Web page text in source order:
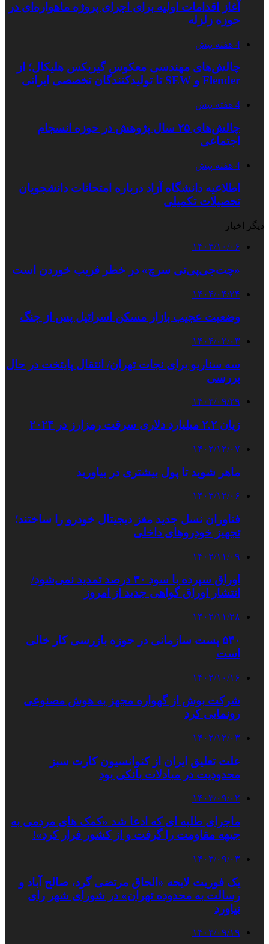
آغاز اقدامات اولیه برای اجرای پروژه ماهواره‌ای در
حوزه زلزله
4 هفته پیش
چالش‌های مهندسی معکوس گیربکس هلیکال؛ از
Flender و SEW تا تولیدکنندگان تخصصی ایرانی
4 هفته پیش
چالش‌های ۲۵ سال پژوهش در حوزه انسجام
اجتماعی
4 هفته پیش
اطلاعیه دانشگاه آزاد درباره امتحانات دانشجویان
تحصیلات تکمیلی
دیگر اخبار
۱۴۰۳/۱۰/۰۶
«چت‌جی‌پی‌تی سرچ» در خطر فریب خوردن است
۱۴۰۴/۰۴/۲۴
وضعیت عجیب بازار مسکن اسرائیل پس از جنگ
۱۴۰۴/۰۲/۰۳
سه سناریو برای نجات تهران/ انتقال پایتخت در حال
بررسی
۱۴۰۳/۰۹/۲۹
زیان ۲.۲ میلیارد دلاری سرقت رمزارز در ۲۰۲۴
۱۴۰۲/۱۲/۰۷
ماهر شوید تا پول بیشتری در بیاورید
۱۴۰۳/۱۲/۰۶
فناوران نسل جدید مغز دیجیتال خودرو را ساختند؛
تجهیز خودروهای داخلی
۱۴۰۲/۱۱/۰۹
اوراق سپرده با سود ۳۰ درصد تمدید نمی‌شود/
انتشار اوراق گواهی جدید از امروز
۱۴۰۲/۱۱/۲۸
۵۴۰ پست سازمانی در حوزه بازرسی کار خالی
است
۱۴۰۲/۱۰/۱۶
شرکت بوش از گهواره مجهز به هوش مصنوعی
رونمایی کرد
۱۴۰۲/۱۲/۰۳
علت تعلیق ایران از کنوانسیون کارت سبز
محدودیت در مبادلات بانکی بود
۱۴۰۳/۰۹/۰۲
ماجرای طلبه ای که ادعا شد «کمک های مردمی به
جبهه مقاومت را گرفت و از کشور فرار کرد»!
۱۴۰۳/۰۹/۰۳
یک فوریت لایحه «الحاق مرتضی گرد، صالح آباد و
رسالت به محدوده تهران» در شورای شهر رای
نیاورد
۱۴۰۳/۰۹/۱۹